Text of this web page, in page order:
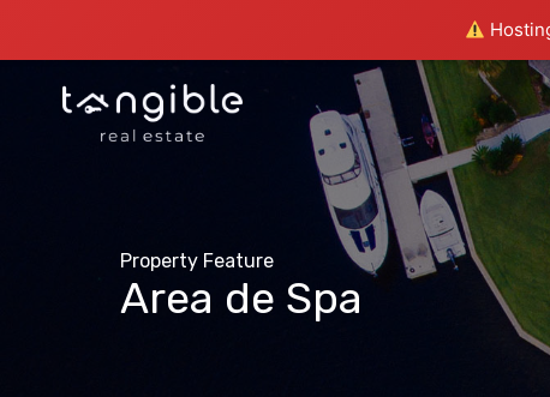
Property Feature
Area de Spa